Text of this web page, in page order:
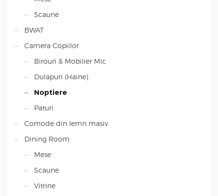
Scaune
BWAT
Camera Copiilor
Birouri & Mobilier Mic
Dulapuri (Haine)
Noptiere
Paturi
Comode din lemn masiv
Dining Room
Mese
Scaune
Vitrine